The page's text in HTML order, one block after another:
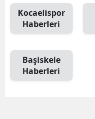
Kocaelispor
Haberleri
Başiskele
Haberleri